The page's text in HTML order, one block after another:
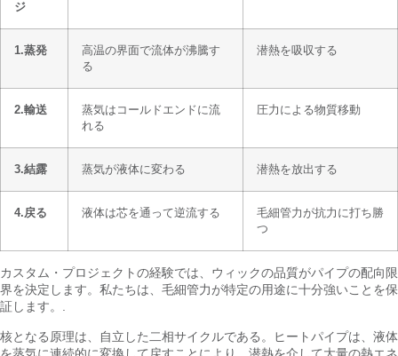
ジ
1.蒸発
高温の界面で流体が沸騰す
る
潜熱を吸収する
2.輸送
蒸気はコールドエンドに流
れる
圧力による物質移動
3.結露 蒸気が液体に変わる 潜熱を放出する
4.戻る 液体は芯を通って逆流する
毛細管力が抗力に打ち勝
つ
カスタム・プロジェクトの経験では、ウィックの品質がパイプの配向限
界を決定します。私たちは、毛細管力が特定の用途に十分強いことを保
証します。.
核となる原理は、自立した二相サイクルである。ヒートパイプは、液体
を蒸気に連続的に変換して戻すことにより、潜熱を介して大量の熱エネ